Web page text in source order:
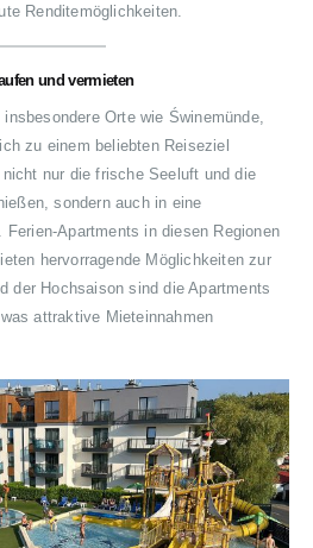
Renditemöglichkeiten.
und vermieten
Orte wie Świnemünde,
zu einem beliebten Reiseziel
nur die frische Seeluft und die
sondern auch in eine
Apartments in diesen Regionen
hervorragende Möglichkeiten zur
der Hochsaison sind die Apartments
attraktive Mieteinnahmen